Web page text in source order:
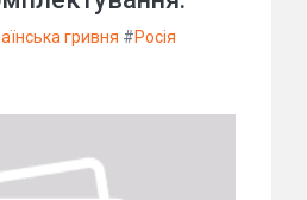
гривня #Росія